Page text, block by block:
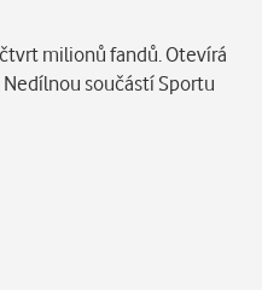
milionů fandů. Otevírá
součástí Sportu